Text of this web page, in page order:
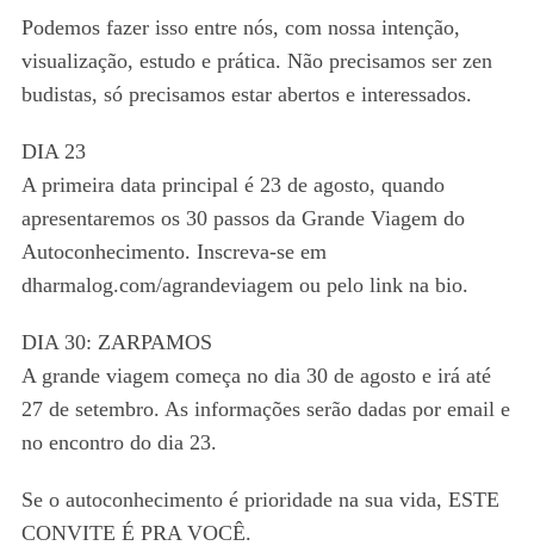
Podemos fazer isso entre nós, com nossa intenção,
visualização, estudo e prática. Não precisamos ser zen
budistas, só precisamos estar abertos e interessados.
DIA 23
A primeira data principal é 23 de agosto, quando
apresentaremos os 30 passos da Grande Viagem do
Autoconhecimento. Inscreva-se em
dharmalog.com/agrandeviagem ou pelo link na bio.
DIA 30: ZARPAMOS
A grande viagem começa no dia 30 de agosto e irá até
27 de setembro. As informações serão dadas por email e
no encontro do dia 23.
Se o autoconhecimento é prioridade na sua vida, ESTE
CONVITE É PRA VOCÊ.